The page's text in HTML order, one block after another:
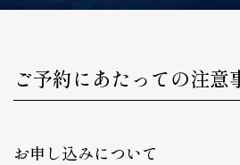
ご予約にあたっての注意
お申し込みについて